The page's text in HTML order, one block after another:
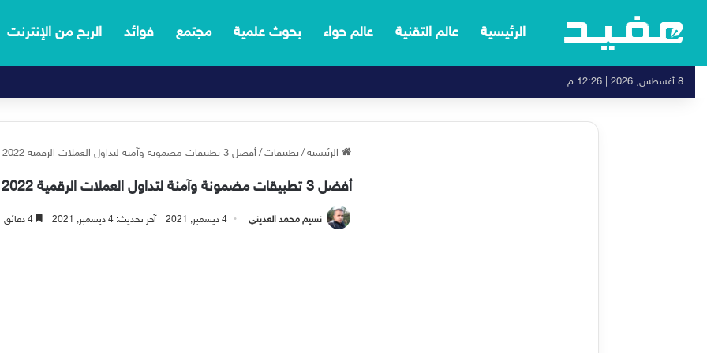
الرئيسية عالم التقنية عالم حواء بحوث علمية مجتمع فوائد الربح من الإنترنت
8 أغسطس, 2026 | 12:26 م
الرئيسية/تطبيقات/أفضل 3 تطبيقات مضمونة وآمنة لتداول العملات الرقمية 2022
أفضل 3 تطبيقات مضمونة وآمنة لتداول العملات الرقمية 2022
نسيم محمد العديني 4 ديسمبر, 2021 آخر تحديث: 4 ديسمبر, 2021 4 دقائق